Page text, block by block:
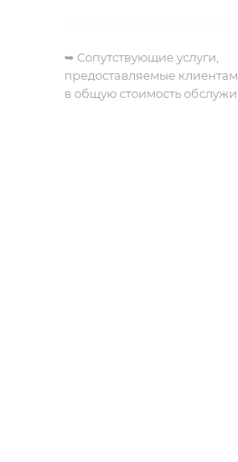
➥ Сопутствующие услуги,
предоставляемые
в общую стоимость